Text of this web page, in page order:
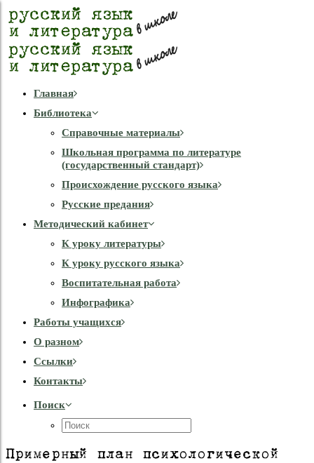
Главная
Библиотека
Справочные материалы
Школьная программа по литературе
(государственный стандарт)
Происхождение русского языка
Русские предания
Методический кабинет
К уроку литературы
К уроку русского языка
Воспитательная работа
Инфографика
Работы учащихся
О разном
Cсылки
Контакты
Поиск
Примерный план психологической